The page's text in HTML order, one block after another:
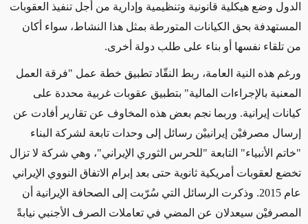
الدول وضع هيكلية قانونية وتنظيمية وإدارية من أجل تنفيذ العقوبات
المستهدفة بحق الكيانات المتورطة بمثل هذا النشاط، سواء أكان
من تلقاء نفسها أو بناء على طلب دولة أخرى.
ورغم هذه النية العامة، ربط النقّاد تطبيق خطة عمل "فرقة العمل
المعنية بالإجراءات المالية" بتطبيق عقوبات غربية محددة على
كيانات إيرانية. وربما نجم بعض هذه المخاوف عن تقارير أفادت عن
إرسال مصرفيْن إيرانييْن رسائل إلى وحدات تابعة لشركة البناء
"خاتم الأنبياء" التابعة "للحرس الثوري الإيراني"، وهي شركة لا تزال
تخضع لعقوبات أمريكية ثانوية حتى بعد إبرام الاتفاق النووي الإيراني
عام 2015. وذكرت الرسائل التي سُرّبت إلى الصحافة الإيرانية أن
المصرفيْن سيعدلان عن المضي في تعاملات الصرف الأجنبي نيابةً